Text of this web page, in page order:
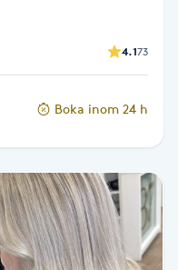
4.173
Boka inom 24 h